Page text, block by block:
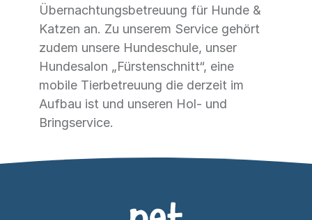
Übernachtungsbetreuung für Hunde &
Katzen an. Zu unserem Service gehört
zudem unsere Hundeschule, unser
Hundesalon „Fürstenschnitt“, eine
mobile Tierbetreuung die derzeit im
Aufbau ist und unseren Hol- und
Bringservice.